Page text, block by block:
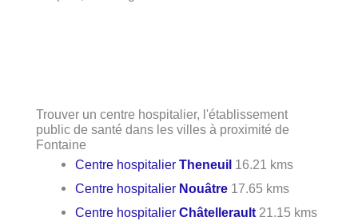
Trouver un centre hospitalier, l'établissement
public de santé dans les villes à proximité de
Fontaine
Centre hospitalierTheneuil 16.21 kms
Centre hospitalier Nouâtre 17.65 kms
Centre hospitalierChâtellerault 21.15 kms